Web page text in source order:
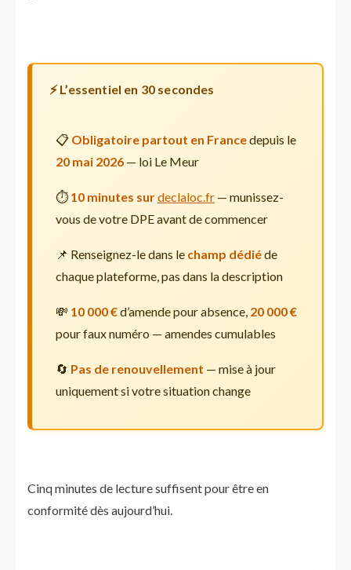
⚡ L’essentiel en 30 secondes
📋 Obligatoire partout en Francedepuis le
20 mai 2026 — loi Le Meur
⏱️ 10 minutes surdeclaloc.fr — munissez-
vous de votre DPE avant de commencer
📌 Renseignez-le dans le champ dédiéde
chaque plateforme, pas dans la description
💸 10 000 €d’amende pour absence, 20 000 €
pour faux numéro — amendes cumulables
🔄 Pas de renouvellement — mise à jour
uniquement si votre situation change
Cinq minutes de lecture suffisent pour être en
conformité dès aujourd’hui.